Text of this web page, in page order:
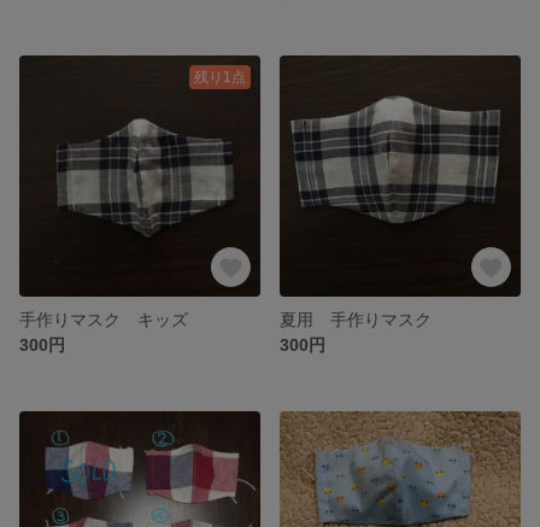
残り1点
手作りマスク キッズ
300円
夏用 手作りマスク
300円